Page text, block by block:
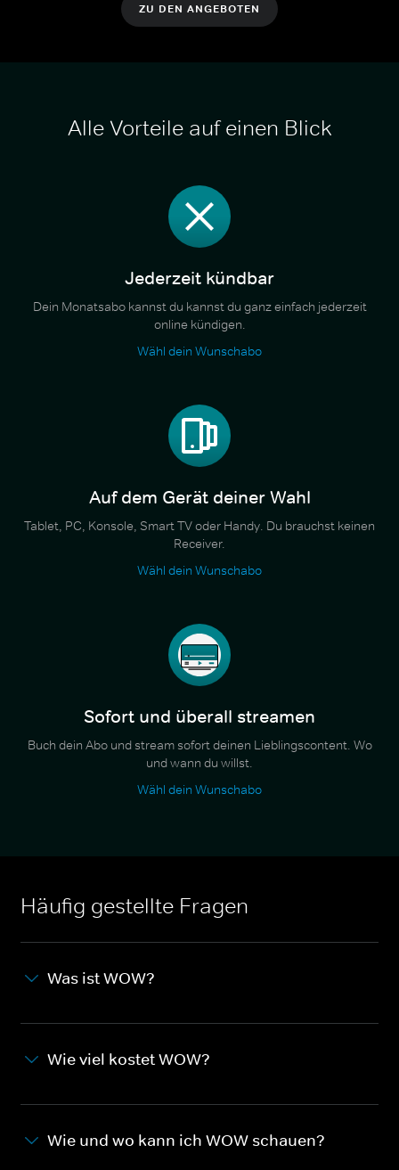
ZU DEN ANGEBOTEN
Alle Vorteile auf einen Blick
Jederzeit kündbar
Dein Monatsabo kannst du kannst du ganz einfach jederzeit
online kündigen.
Wähl dein Wunschabo
Auf dem Gerät deiner Wahl
Tablet, PC, Konsole, Smart TV oder Handy. Du brauchst keinen
Receiver.
Wähl dein Wunschabo
Sofort und überall streamen
Buch dein Abo und stream sofort deinen Lieblingscontent. Wo
und wann du willst.
Wähl dein Wunschabo
Häufig gestellte Fragen
Was ist WOW?
Wie viel kostet WOW?
Wie und wo kann ich WOW schauen?